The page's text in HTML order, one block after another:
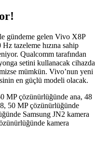
!
gündeme gelen Vivo X8P
tazeleme hızına sahip
Qualcomm tarafından
setini kullanacak cihazda
mümkün. Vivo’nun yeni
en güçlü modeli olacak.
MP çözünürlüğünde ana, 48
50 MP çözünürlüğünde
Samsung JN2 kamera
kamera